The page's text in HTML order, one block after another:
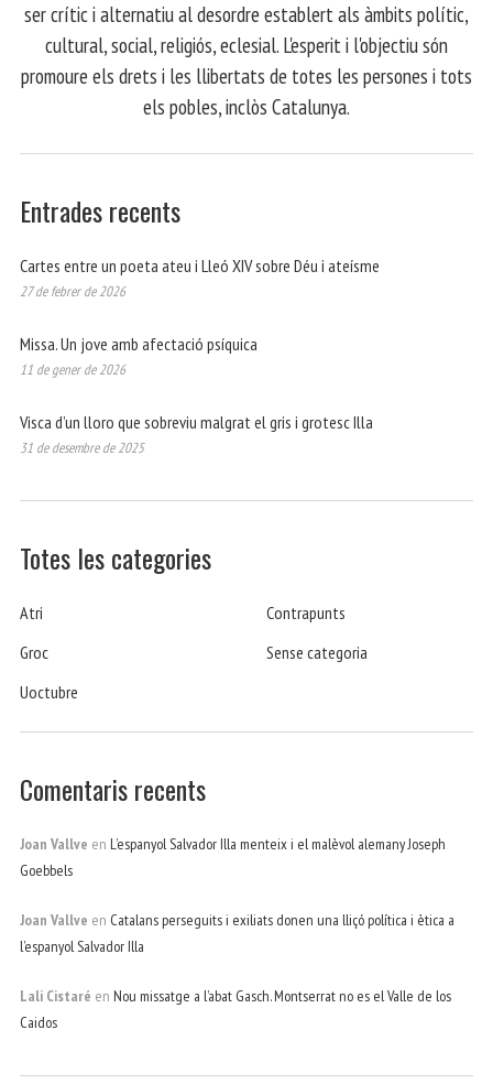
ser crític i alternatiu al desordre establert als àmbits polític,
cultural, social, religiós, eclesial. L'esperit i l'objectiu són
promoure els drets i les llibertats de totes les persones i tots
els pobles, inclòs Catalunya.
Entrades recents
Cartes entre un poeta ateu i Lleó XIV sobre Déu i ateísme
27 de febrer de 2026
Missa. Un jove amb afectació psíquica
11 de gener de 2026
Visca d’un lloro que sobreviu malgrat el gris i grotesc Illa
31 de desembre de 2025
Totes les categories
Atri
Contrapunts
Groc
Sense categoria
Uoctubre
Comentaris recents
Joan Vallve en L’espanyol Salvador Illa menteix i el malèvol alemany Joseph
Goebbels
Joan Vallve en Catalans perseguits i exiliats donen una lliçó política i ètica a
l’espanyol Salvador Illa
Lali Cistaré en Nou missatge a l’abat Gasch. Montserrat no es el Valle de los
Caidos